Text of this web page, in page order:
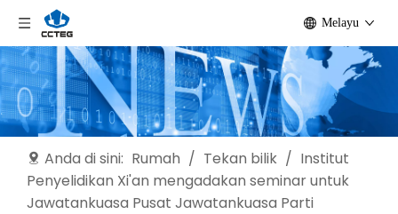
Melayu
Anda di sini: Rumah / Tekan bilik / Institut
Penyelidikan Xi'an mengadakan seminar untuk
Jawatankuasa Pusat Jawatankuasa Parti